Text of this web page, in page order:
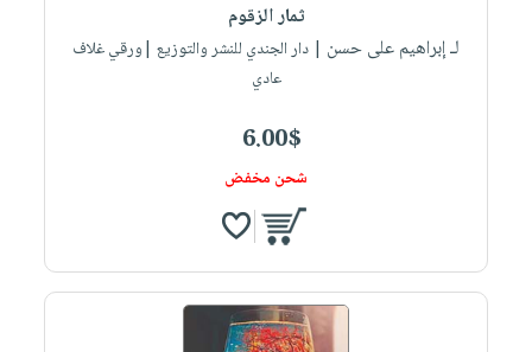
ثمار الزقوم
لـ إبراهيم على حسن | دار الجندي للنشر والتوزيع |ورقي غلاف
عادي
6.00$
شحن مخفض